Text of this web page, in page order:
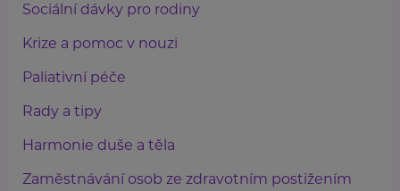
Sociální dávky pro rodiny
Krize a pomoc v nouzi
Paliativní péče
Rady a tipy
Harmonie duše a těla
Zaměstnávání osob ze zdravotním postižením